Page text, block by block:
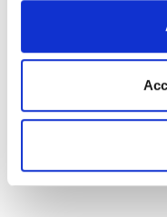
15 marzo 2027, Teatro
Stagione
Europe – Teatro